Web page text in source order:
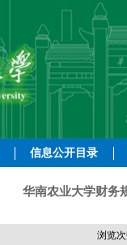
信息公开目录
华南农业大学财务
浏览